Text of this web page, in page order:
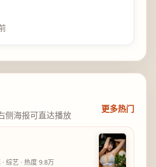
侧海报可直达播放
更多热门
· 综艺 · 热度 9.8万